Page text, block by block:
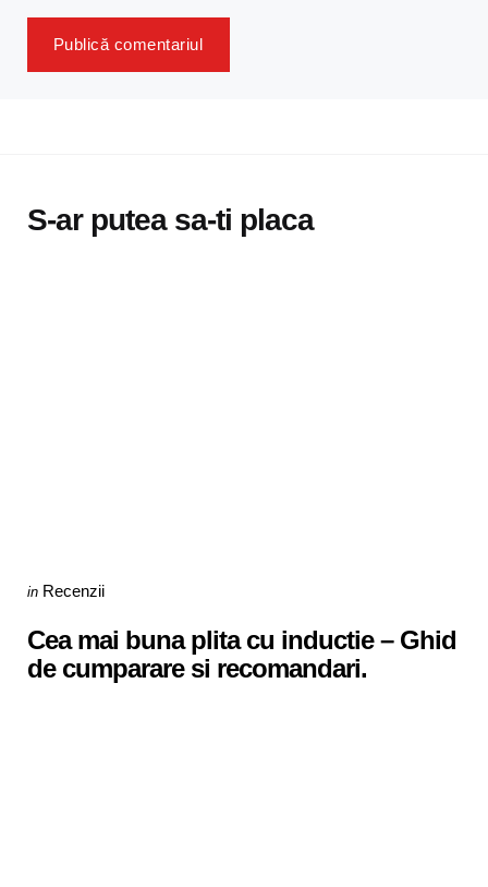
S-ar putea sa-ti placa
Categories
Posted
in Recenzii
Cea mai buna plita cu inductie – Ghid
de cumparare si recomandari.